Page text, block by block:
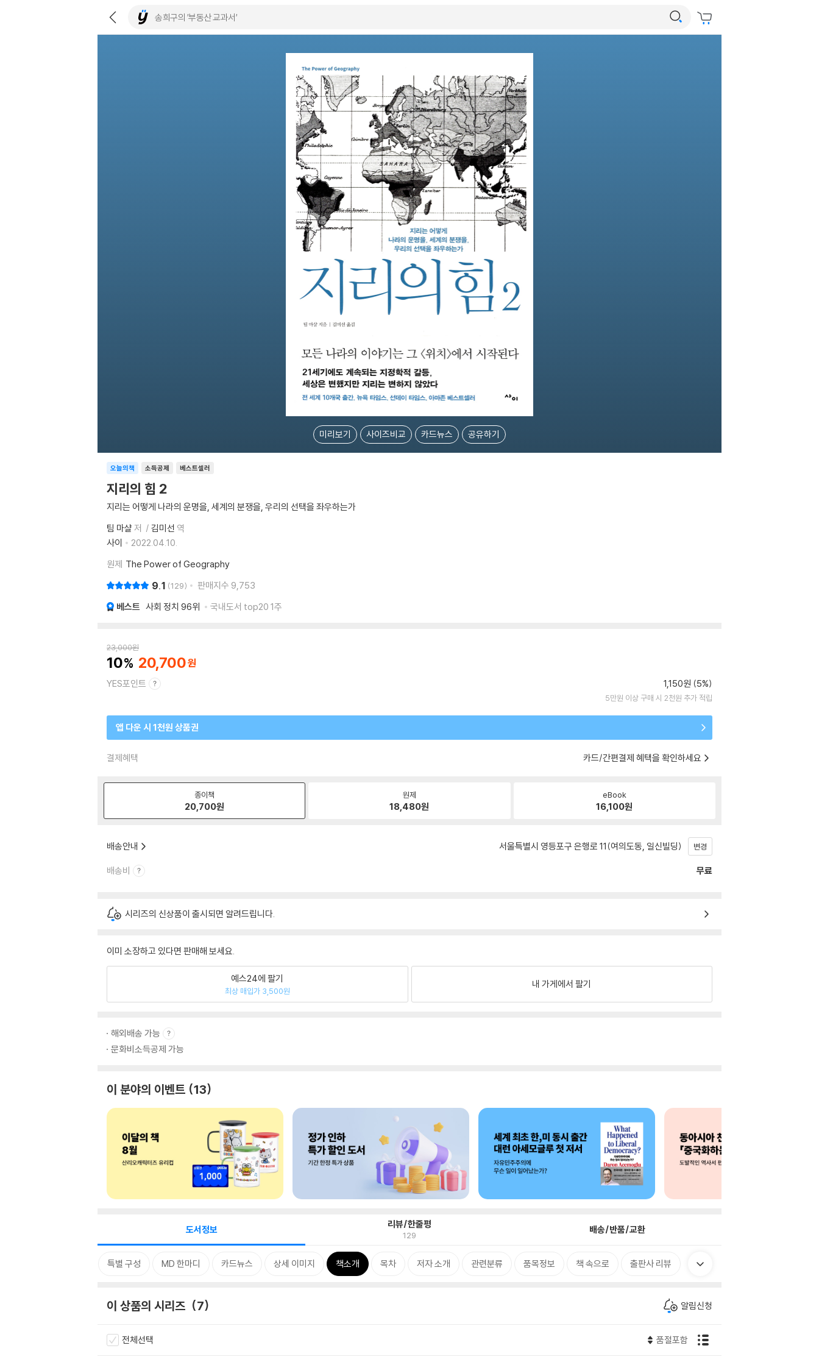
미리보기 사이즈비교 카드뉴스 공유하기
소득공제 베스트셀러
오늘의책
지리의 힘 2
지리는 어떻게 나라의 운명을, 세계의 분쟁을, 우리의 선택을 좌우하는가
팀 마샬 저 김미선 역
사이
2022.04.10.
원제 The Power of Geography
9.1 129 판매지수 9,753
베스트 사회 정치 96위 국내도서 top20 1주
23,000원
10 20,700
YES포인트 1,150원 (5%)
5만원 이상 구매 시 2천원 추가 적립
앱 다운 시 1천원 상품권
결제혜택 카드/간편결제 혜택을 확인하세요
종이책
20,700원
원제
18,480원
eBook
16,100원
배송안내 서울특별시 영등포구 은행로 11(여의도동, 일신빌딩) 변경
배송비 무료
시리즈의 신상품이 출시되면 알려드립니다.
이미 소장하고 있다면 판매해 보세요.
예스24에 팔기
최상 매입가 3,500원
내 가게에서 팔기
해외배송 가능
문화비소득공제 가능
이 분야의 이벤트 13
도서정보 리뷰/한줄평
129 배송/반품/교환
특별 구성 MD 한마디 카드뉴스 상세 이미지 책소개 목차 저자 소개 관련분류 품목정보 책 속으로 출판사 리뷰
이 상품의 시리즈 7 알림신청
전체선택 품절포함